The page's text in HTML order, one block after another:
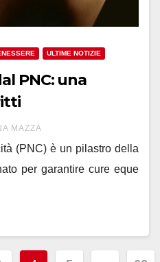
ULTIME NOTIZIE
PNC: una
MAZZA
(PNC) è un pilastro della
per garantire cure eque